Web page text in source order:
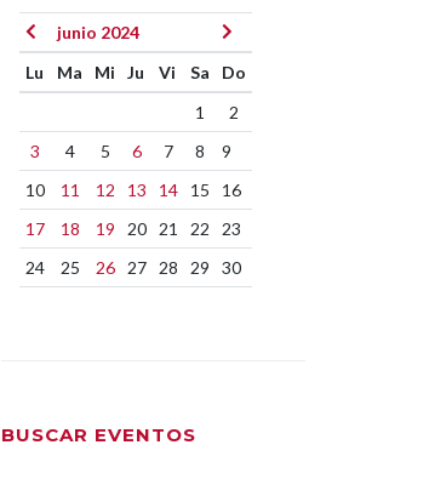
junio 2024
Lu
Ma Mi Ju Vi Sa
Do
1
2
3
4 5 6 7 8
9
10
11 12 13 14 15
16
17
18 19 20 21 22
23
24
25 26 27 28 29 30
BUSCAR EVENTOS